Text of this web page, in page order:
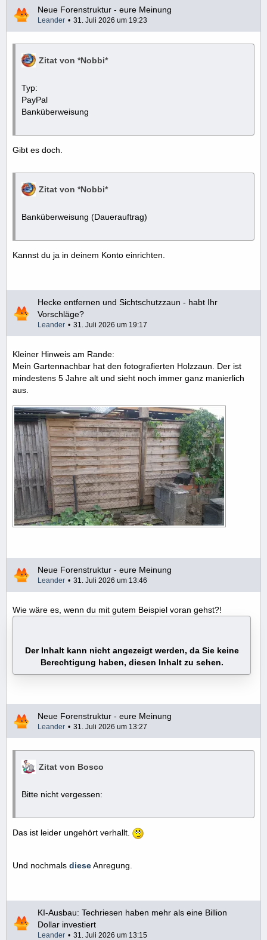
Neue Forenstruktur - eure Meinung
Leander 31. Juli 2026 um 19:23
Zitat von *Nobbi*
Typ:
PayPal
Banküberweisung
Gibt es doch.
Zitat von *Nobbi*
Banküberweisung (Dauerauftrag)
Kannst du ja in deinem Konto einrichten.
Hecke entfernen und Sichtschutzzaun - habt Ihr
Vorschläge?
Leander 31. Juli 2026 um 19:17
Kleiner Hinweis am Rande:
Mein Gartennachbar hat den fotografierten Holzzaun. Der ist
mindestens 5 Jahre alt und sieht noch immer ganz manierlich
aus.
Neue Forenstruktur - eure Meinung
Leander 31. Juli 2026 um 13:46
Wie wäre es, wenn du mit gutem Beispiel voran gehst?!
Der Inhalt kann nicht angezeigt werden, da Sie keine
Berechtigung haben, diesen Inhalt zu sehen.
Neue Forenstruktur - eure Meinung
Leander 31. Juli 2026 um 13:27
Zitat von Bosco
Bitte nicht vergessen:
Das ist leider ungehört verhallt.
Und nochmals dieseAnregung.
KI-Ausbau: Techriesen haben mehr als eine Billion
Dollar investiert
Leander 31. Juli 2026 um 13:15